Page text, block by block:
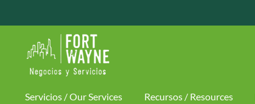
Servicios / Our Services Recursos / Resources